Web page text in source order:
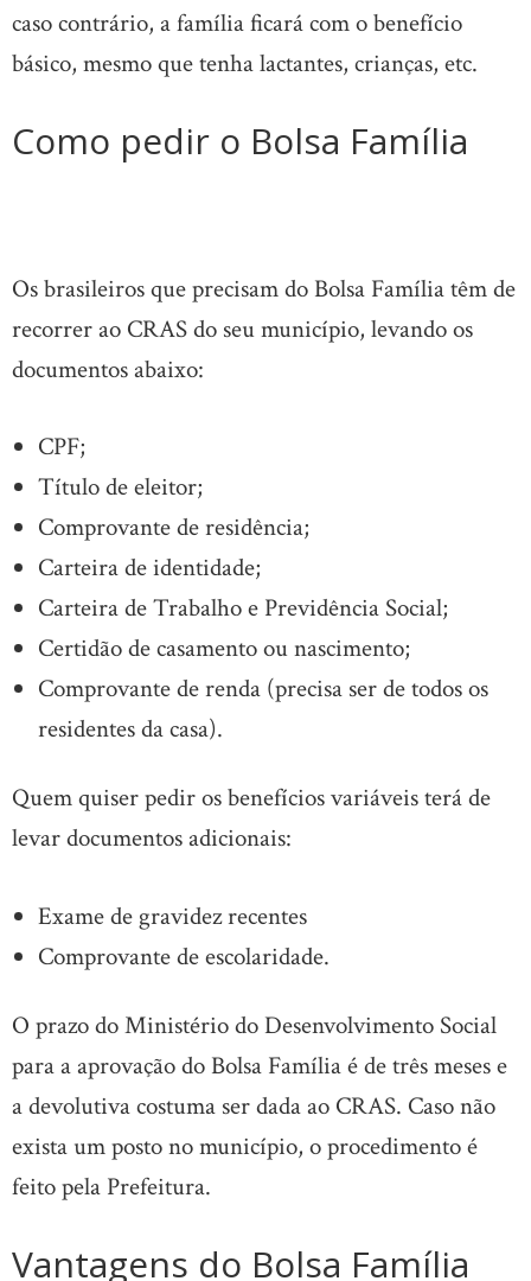
caso contrário, a família ficará com o benefício
básico, mesmo que tenha lactantes, crianças, etc.
Como pedir o Bolsa Família
Os brasileiros que precisam do Bolsa Família têm de
recorrer ao CRAS do seu município, levando os
documentos abaixo:
CPF;
Título de eleitor;
Comprovante de residência;
Carteira de identidade;
Carteira de Trabalho e Previdência Social;
Certidão de casamento ou nascimento;
Comprovante de renda (precisa ser de todos os
residentes da casa).
Quem quiser pedir os benefícios variáveis terá de
levar documentos adicionais:
Exame de gravidez recentes
Comprovante de escolaridade.
O prazo do Ministério do Desenvolvimento Social
para a aprovação do Bolsa Família é de três meses e
a devolutiva costuma ser dada ao CRAS. Caso não
exista um posto no município, o procedimento é
feito pela Prefeitura.
Vantagens do Bolsa Família